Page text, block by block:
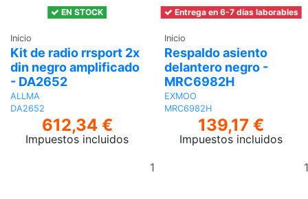
EN STOCK
Inicio
Kit de radio rrsport 2x
din negro amplificado
- DA2652
ALLMA
DA2652
612,34 €
Impuestos incluidos
Entrega en 6-7 días laborables
Inicio
Respaldo asiento
delantero negro -
MRC6982H
EXMOO
MRC6982H
139,17 €
Impuestos incluidos